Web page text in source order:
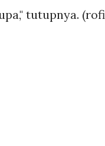
tutupnya.